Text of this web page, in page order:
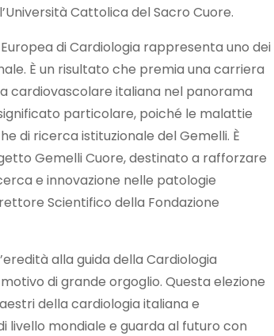
Cattolica del Sacro Cuore.
di Cardiologia rappresenta uno dei
È un risultato che premia una carriera
cardiovascolare italiana nel panorama
particolare, poiché le malattie
di ricerca istituzionale del Gemelli. È
Gemelli Cuore, destinato a rafforzare
e innovazione nelle patologie
Scientifico della Fondazione
alla guida della Cardiologia
di grande orgoglio. Questa elezione
della cardiologia italiana e
mondiale e guarda al futuro con